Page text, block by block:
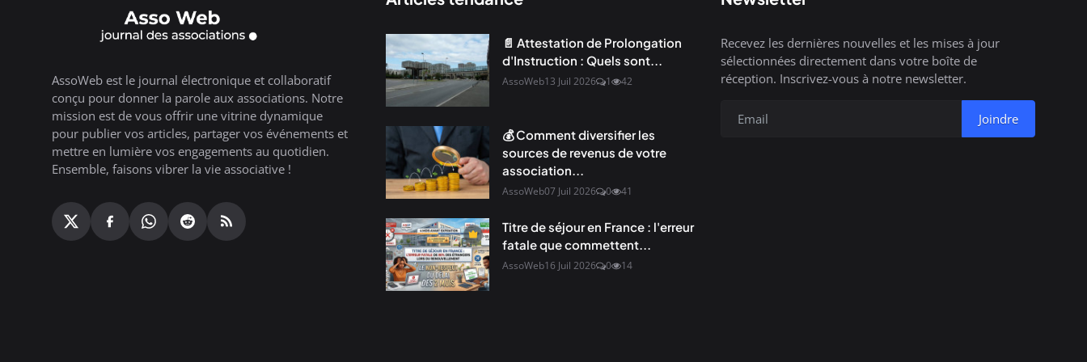
AssoWeb est le journal électronique et collaboratif
conçu pour donner la parole aux associations. Notre
mission est de vous offrir une vitrine dynamique
pour publier vos articles, partager vos événements et
mettre en lumière vos engagements au quotidien.
Ensemble, faisons vibrer la vie associative !
📄 Attestation de Prolongation
d'Instruction : Quels sont...
AssoWeb13 Juil 2026 1 42
💰 Comment diversifier les
sources de revenus de votre
association...
AssoWeb07 Juil 2026 0 41
Titre de séjour en France : l'erreur
fatale que commettent...
AssoWeb16 Juil 2026 0 14
Recevez les dernières nouvelles et les mises à jour
sélectionnées directement dans votre boîte de
réception. Inscrivez-vous à notre newsletter.
Joindre